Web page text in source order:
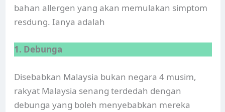
bahan allergen yang akan memulakan simptom
resdung. Ianya adalah
1. Debunga
Disebabkan Malaysia bukan negara 4 musim,
rakyat Malaysia senang terdedah dengan
debunga yang boleh menyebabkan mereka